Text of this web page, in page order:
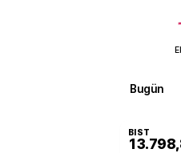
Bugün
BIST